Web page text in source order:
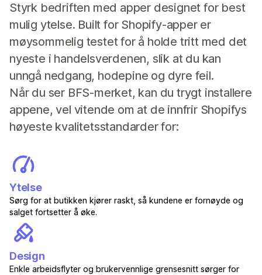
Styrk bedriften med apper designet for best
mulig ytelse. Built for Shopify-apper er
møysommelig testet for å holde tritt med det
nyeste i handelsverdenen, slik at du kan
unngå nedgang, hodepine og dyre feil.
Når du ser BFS-merket, kan du trygt installere
appene, vel vitende om at de innfrir Shopifys
høyeste kvalitetsstandarder for:
Ytelse
Sørg for at butikken kjører raskt, så kundene er fornøyde og
salget fortsetter å øke.
Design
Enkle arbeidsflyter og brukervennlige grensesnitt sørger for